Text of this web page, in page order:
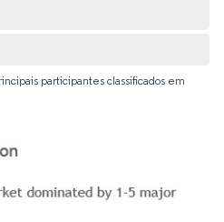
participantes classificados em